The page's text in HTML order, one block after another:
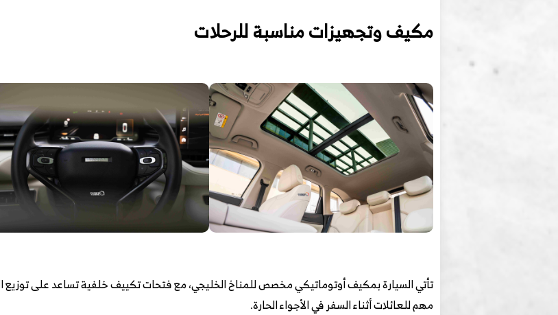
مكيف وتجهيزات مناسبة للرحلات
تأتي السيارة بمكيف أوتوماتيكي مخصص للمناخ الخليجي، مع فتحات تكييف خلفية تساعد على
مهم للعائلات أثناء السفر في الأجواء الحارة.